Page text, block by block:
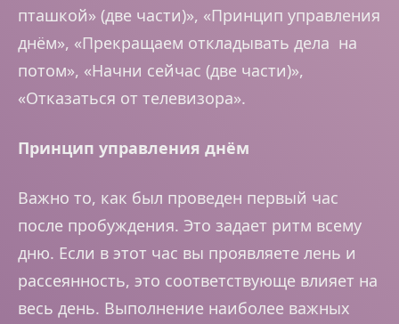
пташкой» (две части)», «Принцип управления
днём», «Прекращаем откладывать дела на
потом», «Начни сейчас (две части)»,
«Отказаться от телевизора».
Принцип управления днём
Важно то, как был проведен первый час
после пробуждения. Это задает ритм всему
дню. Если в этот час вы проявляете лень и
рассеянность, это соответствующе влияет на
весь день. Выполнение наиболее важных